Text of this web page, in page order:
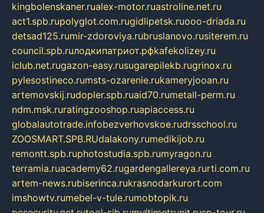
kingbolenskaner.rualex-motor.ruastroline.net.ru
act1.spb.rupolyglot.com.rugidlipetsk.ruooo-driada.ru
detsad125.rumir-zdoroviya.rubruslanovo.rusiterem.ru
council.spb.ruлодкипатриот.рфkafekolizey.ru
iclub.net.rugazon-easy.rusugarepilekb.rugrinox.ru
pylesostineco.rumsts-ozarenie.rukameryjooan.ru
artemovskij.rudopler.spb.ruaid70.rumetall-perm.ru
ndm.msk.ruratingzooshop.ruapiaccess.ru
globalautotrade.infobezverhovskoe.rudrsschool.ru
ZOOSMART.SPB.RUdalakony.rumedikijob.ru
remontt.spb.ruphotostudia.spb.rumyragon.ru
terramia.ruacademy62.rugardengallereya.rurti.com.ru
artem-news.rubiserinca.rukrasnodarkurort.com
imshowtv.rumebel-v-tule.rumobtopik.ru